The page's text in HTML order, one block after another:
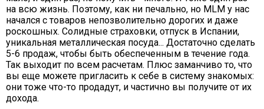
на всю жизнь. Поэтому, как ни печально, но МLМ у нас
начался с товаров непозволительно дорогих и даже
роскошных. Солидные страховки, отпуск в Испании,
уникальная металлическая посуда... Достаточно сделать
5-6 продаж, чтобы быть обеспеченным в течение года.
Так выходит по всем расчетам. Плюс заманчиво то, что
вы еще можете пригласить к себе в систему знакомых:
они тоже что-то продадут, и частично вы получите от их
дохода.